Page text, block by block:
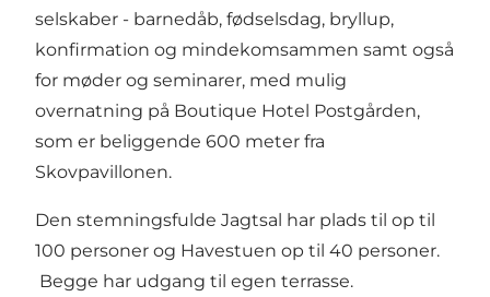
selskaber - barnedåb, fødselsdag, bryllup,
konfirmation og mindekomsammen samt også
for møder og seminarer, med mulig
overnatning på Boutique Hotel Postgården,
som er beliggende 600 meter fra
Skovpavillonen.
Den stemningsfulde Jagtsal har plads til op til
100 personer og Havestuen op til 40 personer.
Begge har udgang til egen terrasse.